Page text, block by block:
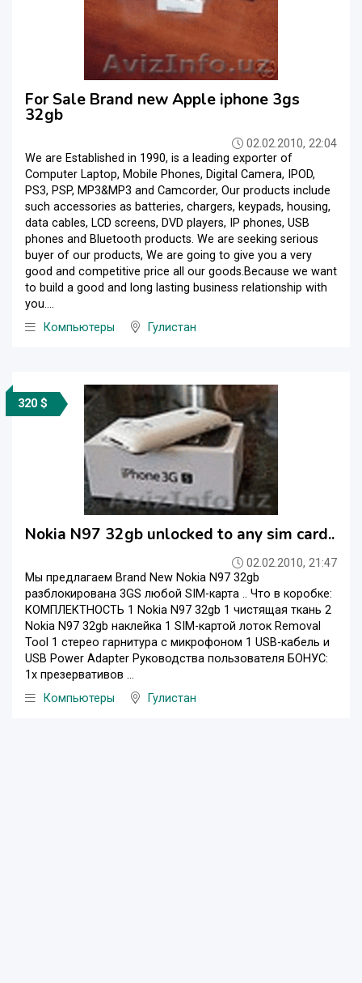
For Sale Brand new Apple iphone 3gs
32gb
02.02.2010, 22:04
We are Established in 1990, is a leading exporter of
Computer Laptop, Mobile Phones, Digital Camera, IPOD,
PS3, PSP, MP3&MP3 and Camcorder, Our products include
such accessories as batteries, chargers, keypads, housing,
data cables, LCD screens, DVD players, IP phones, USB
phones and Bluetooth products. We are seeking serious
buyer of our products, We are going to give you a very
good and competitive price all our goods.Because we want
to build a good and long lasting business relationship with
you....
Компьютеры
Гулистан
320 $
Nokia N97 32gb unlocked to any sim card..
02.02.2010, 21:47
Мы предлагаем Brand New Nokia N97 32gb
разблокирована 3GS любой SIM-карта .. Что в коробке:
КОМПЛЕКТНОСТЬ 1 Nokia N97 32gb 1 чистящая ткань 2
Nokia N97 32gb наклейка 1 SIM-картой лоток Removal
Tool 1 стерео гарнитура с микрофоном 1 USB-кабель и
USB Power Adapter Руководства пользователя БОНУС:
1x презервативов ...
Компьютеры
Гулистан